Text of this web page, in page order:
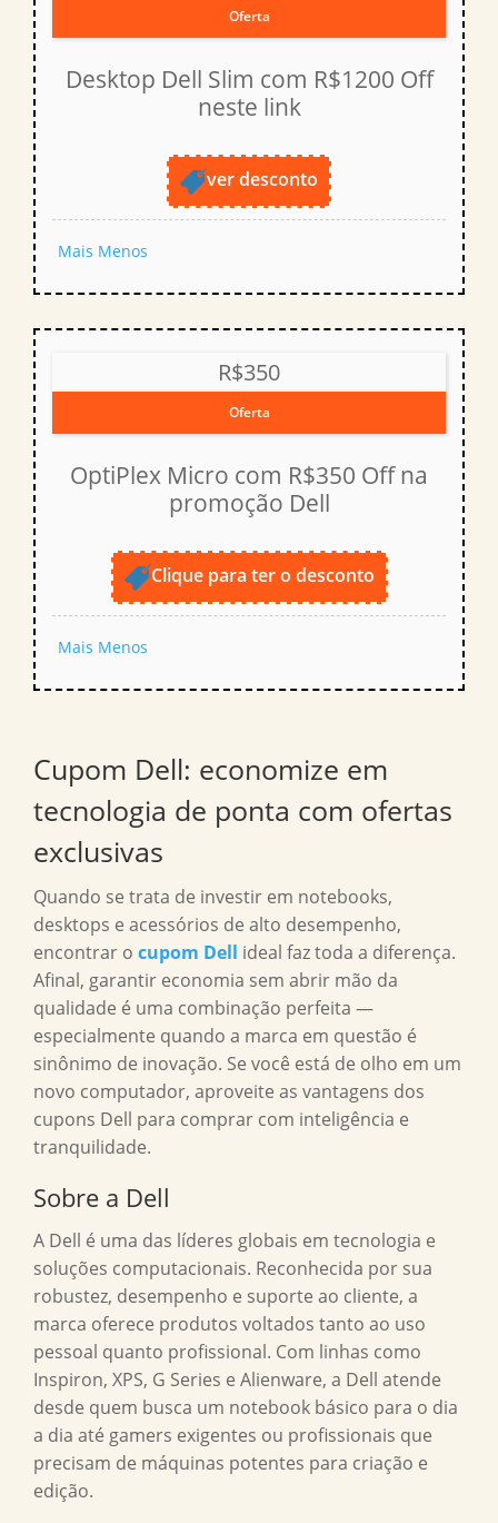
Oferta
Desktop Dell Slim com R$1200 Off
neste link
ver desconto
Mais Menos
R$350
Oferta
OptiPlex Micro com R$350 Off na
promoção Dell
Clique para ter o desconto
Mais Menos
Cupom Dell: economize em
tecnologia de ponta com ofertas
exclusivas
Quando se trata de investir em notebooks,
desktops e acessórios de alto desempenho,
encontrar o cupom Dell ideal faz toda a diferença.
Afinal, garantir economia sem abrir mão da
qualidade é uma combinação perfeita —
especialmente quando a marca em questão é
sinônimo de inovação. Se você está de olho em um
novo computador, aproveite as vantagens dos
cupons Dell para comprar com inteligência e
tranquilidade.
Sobre a Dell
A Dell é uma das líderes globais em tecnologia e
soluções computacionais. Reconhecida por sua
robustez, desempenho e suporte ao cliente, a
marca oferece produtos voltados tanto ao uso
pessoal quanto profissional. Com linhas como
Inspiron, XPS, G Series e Alienware, a Dell atende
desde quem busca um notebook básico para o dia
a dia até gamers exigentes ou profissionais que
precisam de máquinas potentes para criação e
edição.